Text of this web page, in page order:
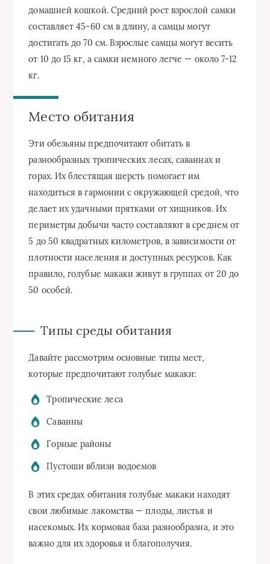
домашней кошкой. Средний рост взрослой самки
составляет 45-60 см в длину, а самцы могут
достигать до 70 см. Взрослые самцы могут весить
от 10 до 15 кг, а самки немного легче — около 7-12
кг.
Место обитания
Эти обезьяны предпочитают обитать в
разнообразных тропических лесах, саваннах и
горах. Их блестящая шерсть помогает им
находиться в гармонии с окружающей средой, что
делает их удачными прятками от хищников. Их
периметры добычи часто составляют в среднем от
5 до 50 квадратных километров, в зависимости от
плотности населения и доступных ресурсов. Как
правило, голубые макаки живут в группах от 20 до
50 особей.
Типы среды обитания
Давайте рассмотрим основные типы мест,
которые предпочитают голубые макаки:
Тропические леса
Саванны
Горные районы
Пустоши вблизи водоемов
В этих средах обитания голубые макаки находят
свои любимые лакомства — плоды, листья и
насекомых. Их кормовая база разнообразна, и это
важно для их здоровья и благополучия.